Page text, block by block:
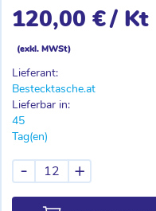
120,00 €/ Kt
(exkl. MWSt)
Lieferant:
Bestecktasche.at
Lieferbar in:
45
Tag(en)
- +